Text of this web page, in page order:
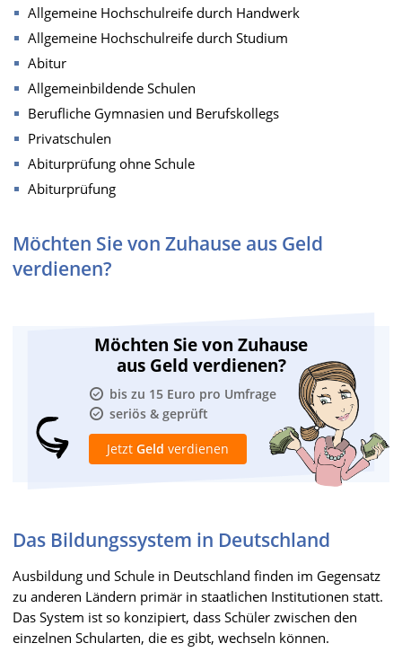
Allgemeine Hochschulreife durch Handwerk
Allgemeine Hochschulreife durch Studium
Abitur
Allgemeinbildende Schulen
Berufliche Gymnasien und Berufskollegs
Privatschulen
Abiturprüfung ohne Schule
Abiturprüfung
Möchten Sie von Zuhause aus Geld
verdienen?
Möchten Sie von Zuhause
aus Geld verdienen?
bis zu 15 Euro pro Umfrage
seriös & geprüft
Jetzt Geld verdienen
Das Bildungssystem in Deutschland
Ausbildung und Schule in Deutschland finden im Gegensatz
zu anderen Ländern primär in staatlichen Institutionen statt.
Das System ist so konzipiert, dass Schüler zwischen den
einzelnen Schularten, die es gibt, wechseln können.